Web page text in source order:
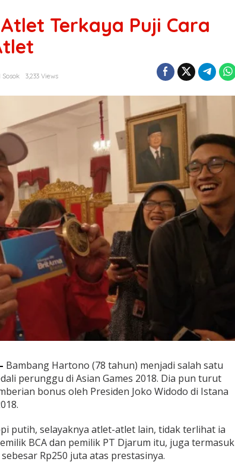
Terkaya Puji Cara
Sosok 3,233 Views
Bambang Hartono (78 tahun) menjadi salah satu
perunggu di Asian Games 2018. Dia pun turut
bonus oleh Presiden Joko Widodo di Istana
putih, selayaknya atlet-atlet lain, tidak terlihat ia
BCA dan pemilik PT Djarum itu, juga termasuk
Rp250 juta atas prestasinya.